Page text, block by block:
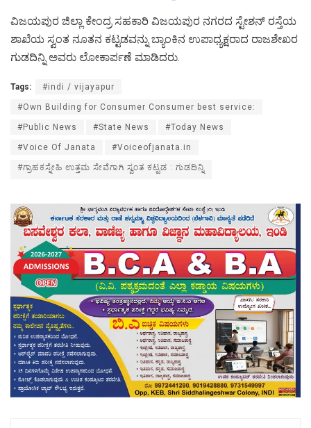
ವಿಜಯಪುರ ಜಿಲ್ಲಾ ಕೇಂದ್ರ ಸಹಕಾರಿ ವಿಜಯಪುರ ನಗರದ ಸ್ಟೇಶನ್ ರಸ್ತೆಯ
ಶಾಖೆಯ ಸ್ವಂತ ನೂತನ ಕಟ್ಟಡವನ್ನು ಬ್ಯಾಂಕಿನ ಉಪಾಧ್ಯಕ್ಷರಾದ ರಾಜಶೇಖರ
ಗುಡದಿನ್ನಿ ಅವರು ಲೋಕಾರ್ಪಣೆ ಮಾಡಿದರು.
Tags: #indi / vijayapur
#Own Building for Consumer Consumer best service:
#Public News #State News #Today News
#Voice Of Janata #Voiceofjanata.in
#ಗ್ರಾಹಕಸ್ನೇಹಿ ಉತ್ತಮ ಸೇವೆಗಾಗಿ ಸ್ವಂತ ಕಟ್ಟಡ : ಗುಡದಿನ್ನಿ